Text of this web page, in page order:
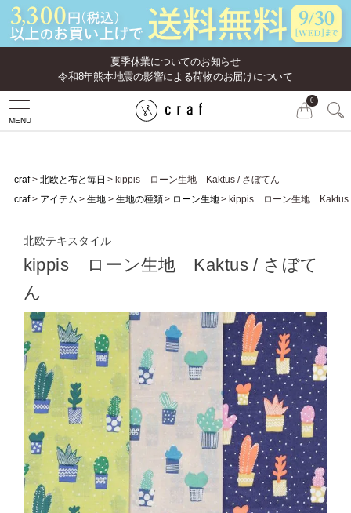
夏季休業についてのお知らせ
令和8年熊本地震の影響による荷物のお届けについて
MENU
0
craf 北欧と布と毎日
kippis ローン生地 Kaktus / さぼてん
craf
アイテム 生地 生地の種類 ローン生地 kippis ローン生地 Kaktus
北欧テキスタイル
kippis ローン生地 Kaktus / さぼて
ん